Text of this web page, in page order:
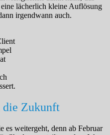
lächerlich kleine Auflösung
irgendwann auch.
die Zukunft
es weitergeht, denn ab Februar